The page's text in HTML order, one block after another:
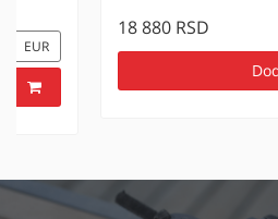
18 880 RSD
Dodaj u